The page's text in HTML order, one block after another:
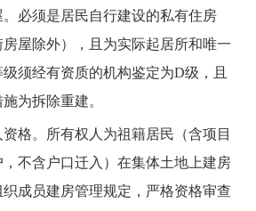
。必须是居民自行建设的私有住房
房屋除外），且为实际起居所和唯一
须经有资质的机构鉴定为D级，且
为拆除重建。
资格。所有权人为祖籍居民（含项目
不含户口迁入）在集体土地上建房
成员建房管理规定，严格资格审查